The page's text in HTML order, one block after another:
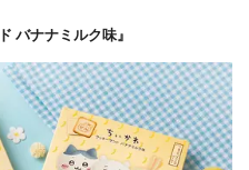
バナナミルク味』